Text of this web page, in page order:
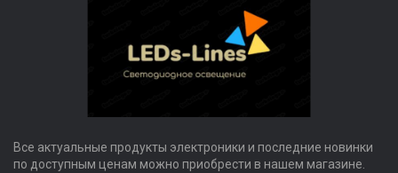
Все актуальные продукты электроники и последние новинки
по доступным ценам можно приобрести в нашем магазине.